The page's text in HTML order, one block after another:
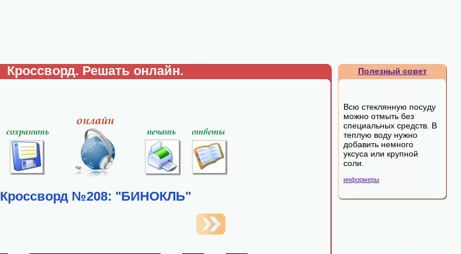
Кроссворд. Решать онлайн.
Кроссворд №208: "БИНОКЛЬ"
Полезный совет
Всю стеклянную посуду
можно отмыть без
специальных средств. В
теплую воду нужно
добавить немного
уксуса или крупной
соли.
информеры